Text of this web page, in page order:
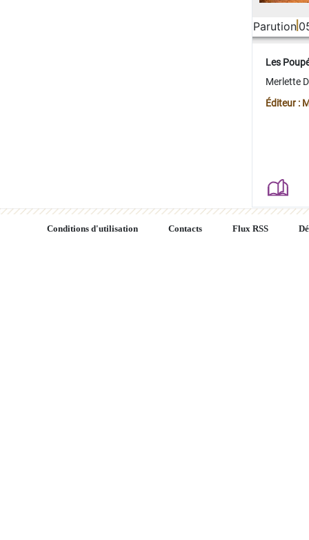
Parution
Les
Merlette
Éditeur :
Conditions d'utilisation Contacts Flux RSS